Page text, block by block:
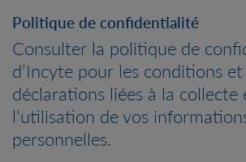
Politique de confidentialité
Consulter la politique de
d’Incyte pour les conditions
déclarations liées à la collecte
l’utilisation de vos
personnelles.